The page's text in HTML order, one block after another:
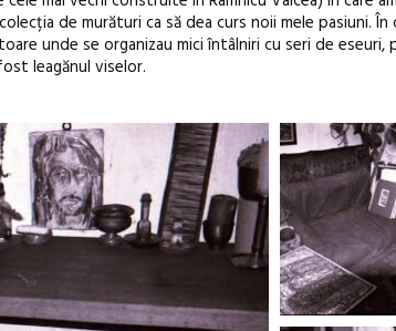
de murături ca să dea curs noii mele pasiuni. În
unde se organizau mici întâlniri cu seri de eseuri,
leagănul viselor.